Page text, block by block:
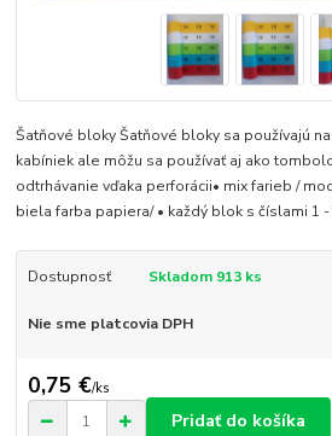
Šatňové bloky Šatňové bloky sa používajú
kabíniek ale môžu sa používať aj ako
odtrhávanie vďaka perforácii• mix farieb /
biela farba papiera/ • každý blok s číslami 1 -
Dostupnosť Skladom 913 ks
Nie sme platcovia DPH
0,75 €/ks
Pridať do košíka